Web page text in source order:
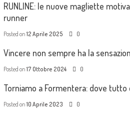
RUNLINE: le nuove magliette
runner
Posted on 12 Aprile 2025 0
Vincere non sempre ha la
Posted on 17 Ottobre 2024 0
Torniamo a Formentera: dove tutto
Posted on 10 Aprile 2023 0